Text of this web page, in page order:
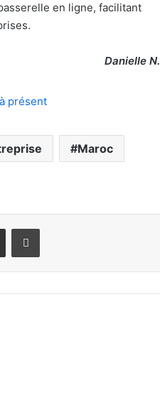
en ligne, facilitant
Danielle N.
Maroc
Partager par email Imprimer